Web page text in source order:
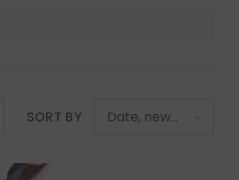
SORT BY
Date, new